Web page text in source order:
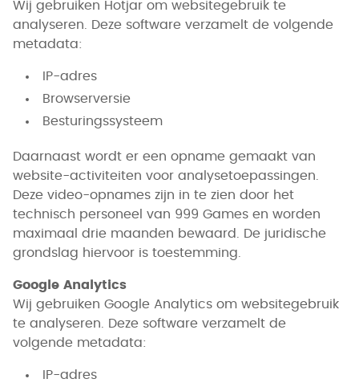
Wij gebruiken Hotjar om websitegebruik te
analyseren. Deze software verzamelt de volgende
metadata:
IP-adres
Browserversie
Besturingssysteem
Daarnaast wordt er een opname gemaakt van
website-activiteiten voor analysetoepassingen.
Deze video-opnames zijn in te zien door het
technisch personeel van 999 Games en worden
maximaal drie maanden bewaard. De juridische
grondslag hiervoor is toestemming.
Google Analytics
Wij gebruiken Google Analytics om websitegebruik
te analyseren. Deze software verzamelt de
volgende metadata:
IP-adres